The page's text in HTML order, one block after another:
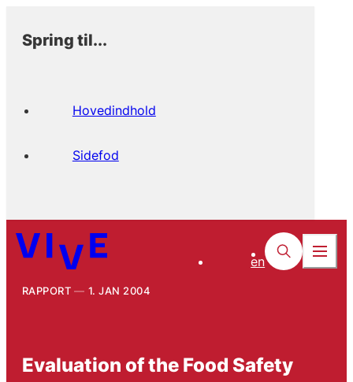
Spring til...
Hovedindhold
Sidefod
en
RAPPORT 1. JAN 2004
Evaluation of the Food Safety